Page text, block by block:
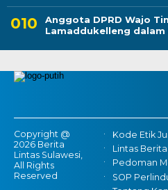
Anggota DPRD Wajo
Lamaddukelleng dalam
Copyright @
2026 Berita
Lintas Sulawesi,
All Rights
Reserved
Kode Etik
Lintas
Pedoman
SOP